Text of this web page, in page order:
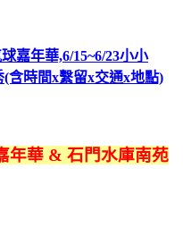
嘉年華,6/15~6/23小小
含時間x繫留x交通x地點)
年華 & 石門水庫南苑